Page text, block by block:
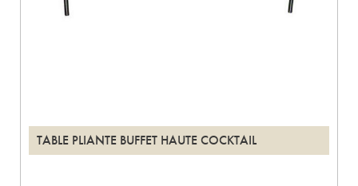
TABLE PLIANTE BUFFET HAUTE COCKTAIL